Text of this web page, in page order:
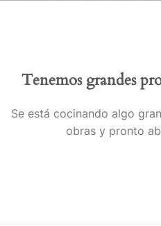
Tenemos grandes
Se está cocinando algo
obras y pronto